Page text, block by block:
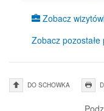
Zobacz
Zobacz
DO SCHOWKA